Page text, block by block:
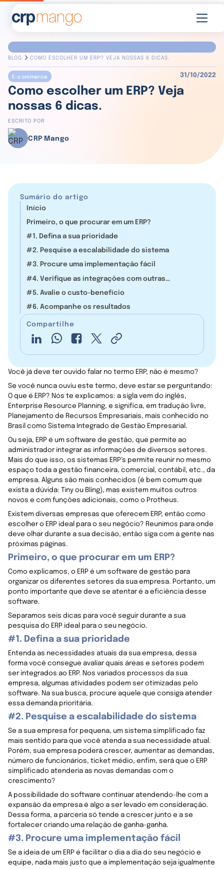
BLOG COMO ESCOLHER UM ERP? VEJA NOSSAS 6 DICAS.
E-commerce 31/10/2022
Como escolher um ERP? Veja
nossas 6 dicas.
ESCRITO POR
CRP Mango
Sumário do artigo
Início
Primeiro, o que procurar em um ERP?
#1. Defina a sua prioridade
#2. Pesquise a escalabilidade do sistema
#3. Procure uma implementação fácil
#4. Verifique as integrações com outras
#5. Avalie o custo-benefício
#6. Acompanhe os resultados
Compartilhe
Você já deve ter ouvido falar no termo ERP, não é mesmo?
Se você nunca ouviu este termo, deve estar se perguntando:
O que é ERP? Nós te explicamos: a sigla vem do inglês,
Enterprise Resource Planning, e significa, em tradução livre,
Planejamento de Recursos Empresariais, mais conhecido no
Brasil como Sistema Integrado de Gestão Empresarial.
Ou seja, ERP é um software de gestão, que permite ao
administrador integrar as informações de diversos setores.
Mais do que isso, os sistemas ERP’s permite reunir no mesmo
espaço toda a gestão financeira, comercial, contábil, etc., da
empresa. Alguns são mais conhecidos (é bem comum que
exista a dúvida: Tiny ou Bling), mas existem muitos outros
novos e com funções adicionais, como o Protheus.
Existem diversas empresas que oferecem ERP, então como
escolher o ERP ideal para o seu negócio? Reunimos para onde
deve olhar durante a sua decisão, então siga com a gente nas
próximas páginas.
Primeiro, o que procurar em um ERP?
Como explicamos, o ERP é um software de gestão para
organizar os diferentes setores da sua empresa. Portanto, um
ponto importante que deve se atentar é a eficiência desse
software.
Separamos seis dicas para você seguir durante a sua
pesquisa do ERP ideal para o seu negócio.
#1. Defina a sua prioridade
Entenda as necessidades atuais da sua empresa, dessa
forma você consegue avaliar quais áreas e setores podem
ser integrados ao ERP. Nos variados processos da sua
empresa, algumas atividades podem ser otimizadas pelo
software. Na sua busca, procure aquele que consiga atender
essa demanda prioritária.
#2. Pesquise a escalabilidade do sistema
Se a sua empresa for pequena, um sistema simplificado faz
mais sentido para que você atenda a sua necessidade atual.
Porém, sua empresa poderá crescer, aumentar as demandas,
número de funcionários, ticket médio, enfim, será que o ERP
simplificado atenderia as novas demandas com o
crescimento?
A possibilidade do software continuar atendendo-lhe com a
expansão da empresa é algo a ser levado em consideração.
Dessa forma, a parceria só tende a crescer junto e a se
fortalecer criando uma relação de ganha-ganha.
#3. Procure uma implementação fácil
Se a ideia de um ERP é facilitar o dia a dia do seu negócio e
equipe, nada mais justo que a implementação seja igualmente